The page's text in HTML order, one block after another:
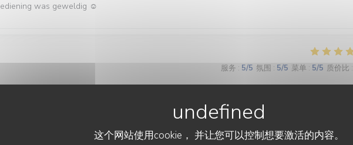
这个网站使用cookie， 并让您可以控制想要激活的内容。
was geweldig ☺️
服务 : 5/5 氛围 : 5/5 菜单 : 5/5 质价比 :
des mélanges, subtilité des textures. Le bel ami, c’est du GRAND art, en toute simplicité. On ne